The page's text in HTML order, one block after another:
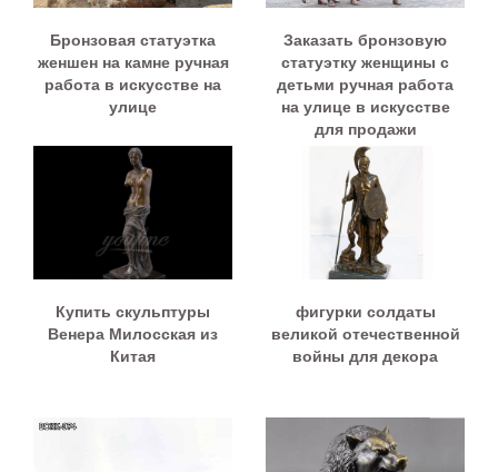
Бронзовая статуэтка
женшен на камне ручная
работа в искусстве на
улице
Заказать бронзовую
статуэтку женщины с
детьми ручная работа
на улице в искусстве
для продажи
Купить скульптуры
Венера Милосская из
Китая
фигурки солдаты
великой отечественной
войны для декора